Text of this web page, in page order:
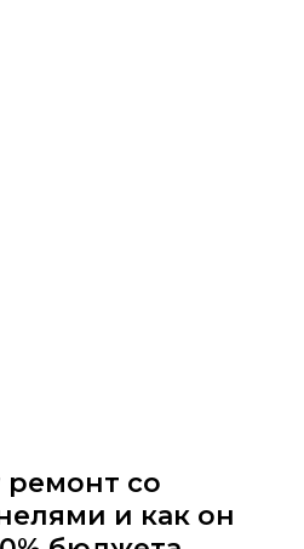
ремонт со
и как он